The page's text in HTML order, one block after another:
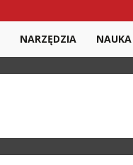
NARZĘDZIA NAUKA